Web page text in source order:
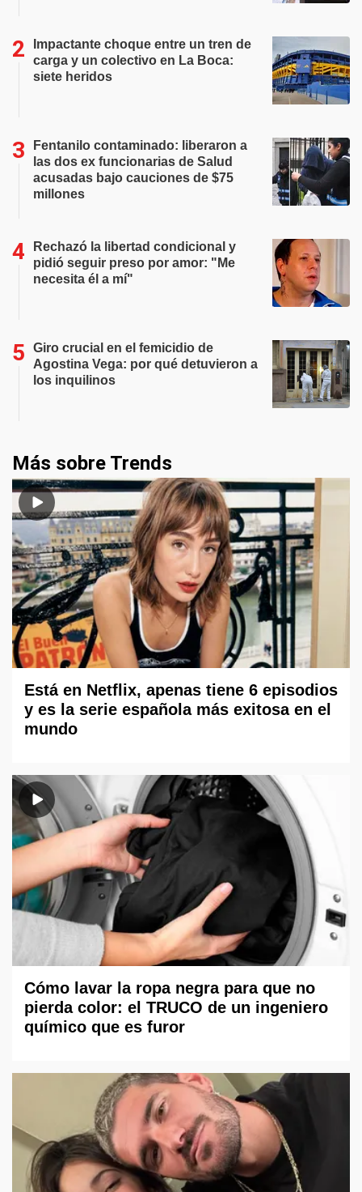
Impactante choque entre un tren de
carga y un colectivo en La Boca:
siete heridos
Fentanilo contaminado: liberaron a
las dos ex funcionarias de Salud
acusadas bajo cauciones de $75
millones
Rechazó la libertad condicional y
pidió seguir preso por amor: "Me
necesita él a mí"
Giro crucial en el femicidio de
Agostina Vega: por qué detuvieron a
los inquilinos
Más sobre Trends
Está en Netflix, apenas tiene 6 episodios
y es la serie española más exitosa en el
mundo
Cómo lavar la ropa negra para que no
pierda color: el TRUCO de un ingeniero
químico que es furor